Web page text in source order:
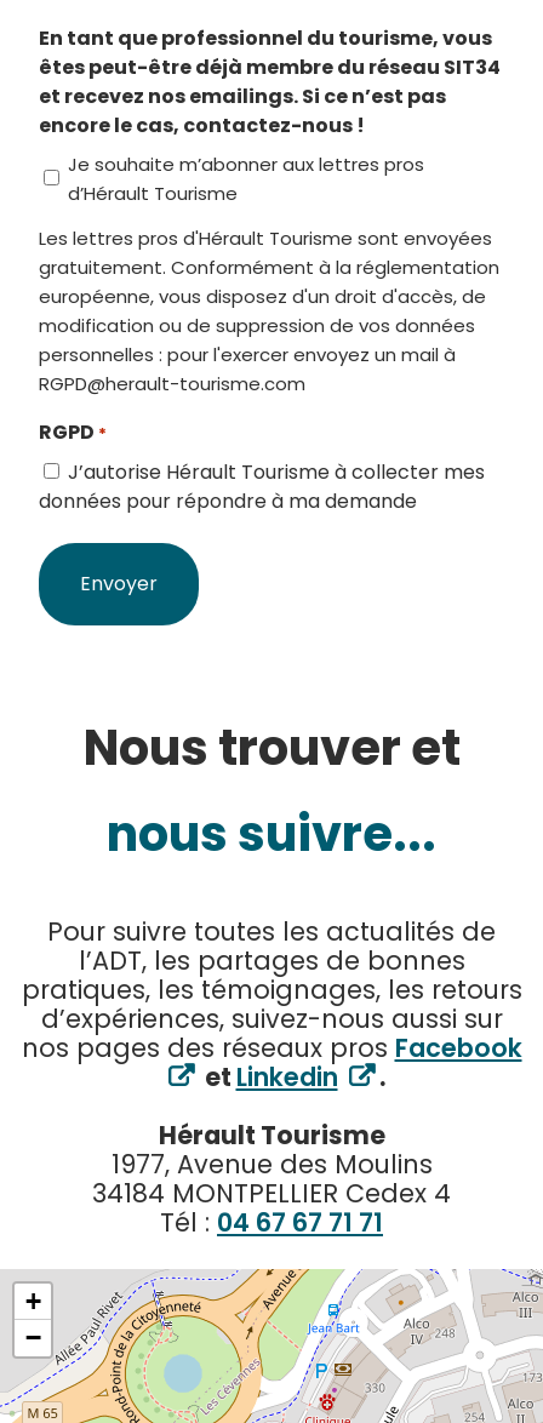
En tant que professionnel du tourisme, vous
êtes peut-être déjà membre du réseau SIT34
et recevez nos emailings. Si ce n’est pas
encore le cas, contactez-nous !
Je souhaite m’abonner aux lettres pros
d’Hérault Tourisme
Les lettres pros d'Hérault Tourisme sont envoyées
gratuitement. Conformément à la réglementation
européenne, vous disposez d'un droit d'accès, de
modification ou de suppression de vos données
personnelles : pour l'exercer envoyez un mail à
RGPD@herault-tourisme.com
RGPD *
J’autorise Hérault Tourisme à collecter mes
données pour répondre à ma demande
Nous trouver et
nous suivre...
Pour suivre toutes les actualités de
l’ADT, les partages de bonnes
pratiques, les témoignages, les retours
d’expériences, suivez-nous aussi sur
nos pages des réseaux pros Facebook
et Linkedin
.
Hérault Tourisme
1977, Avenue des Moulins
34184 MONTPELLIER Cedex 4
Tél : 04 67 67 71 71
+
−